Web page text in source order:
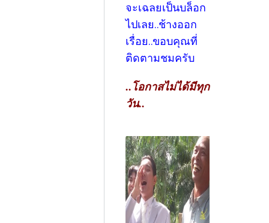
จะเฉลยเป็นบล็อก
ไปเลย..ช้างออก
เรื่อย..ขอบคุณที่
ติดตามชมครับ
..โอกาสไม่ได้มีทุก
วัน..